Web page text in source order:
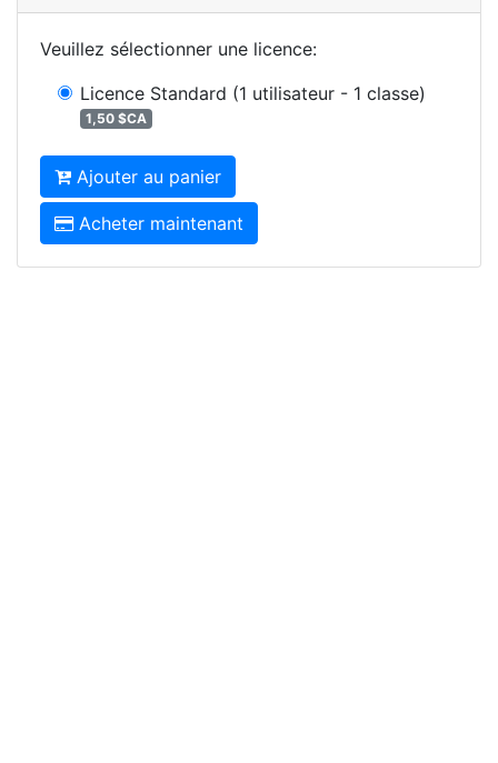
Veuillez sélectionner une licence:
Licence Standard (1 utilisateur - 1 classe)
1,50 $CA
Ajouter au panier
Acheter maintenant